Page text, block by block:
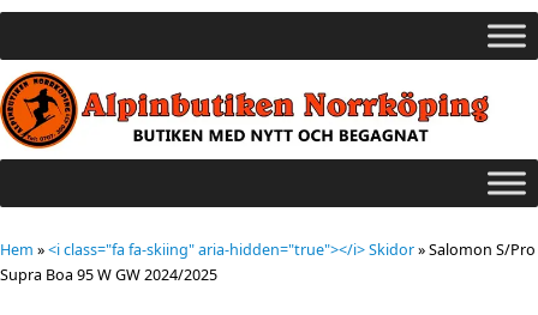
Hem »<i class="fa fa-skiing" aria-hidden="true"></i> Skidor»Salomon S/Pro
Supra Boa 95 W GW 2024/2025